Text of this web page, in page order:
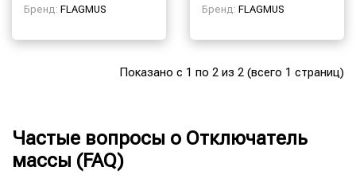
Бренд: FLAGMUS
Бренд: FLAGMUS
Показано с 1 по 2 из 2 (всего 1 страниц)
Частые вопросы о Отключатель
массы (FAQ)